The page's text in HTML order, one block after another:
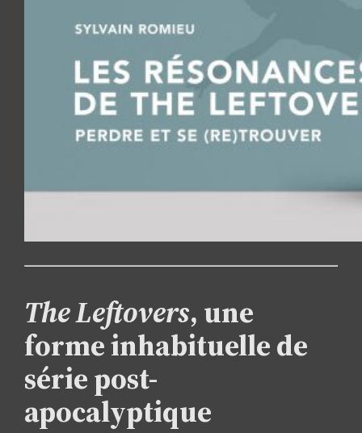
The Leftovers, une
forme inhabituelle de
série post-
apocalyptique